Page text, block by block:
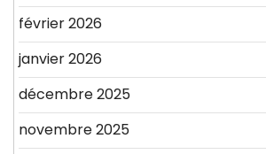
février 2026
janvier 2026
décembre 2025
novembre 2025